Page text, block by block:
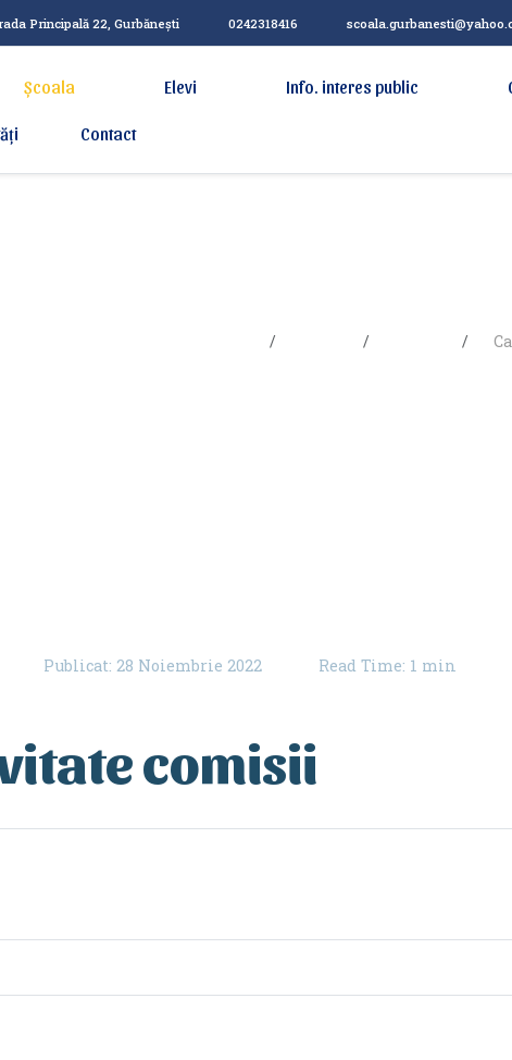
Principală 22, Gurbănești 0242318416
Școala Elevi Info. interes public
Contact
Publicat: 28 Noiembrie 2022 Read Time: 1 min
comisii